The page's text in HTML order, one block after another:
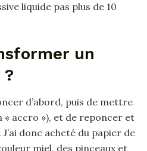
liquide pas plus de 10
un
d’abord, puis de mettre
« accro »), et de reponcer et
donc acheté du papier de
miel, des pinceaux et